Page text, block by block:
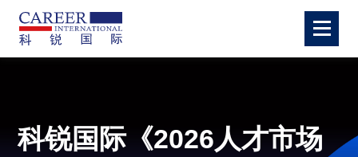
科锐国际《2026人才市场